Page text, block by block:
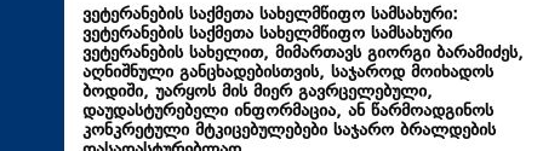
ვეტერანების საქმეთა სახელმწიფო სამსახური:
ვეტერანების საქმეთა სახელმწიფო სამსახური
ვეტერანების სახელით, მიმართავს გიორგი ბარამიძეს,
აღნიშნული განცხადებისთვის, საჯაროდ მოიხადოს
ბოდიში, უარყოს მის მიერ გავრცელებული,
დაუდასტურებელი ინფორმაცია, ან წარმოადგინოს
კონკრეტული მტკიცებულებები საჯარო ბრალდების